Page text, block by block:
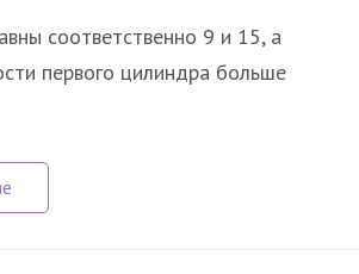
соответственно 9 и 15, а
первого цилиндра больше